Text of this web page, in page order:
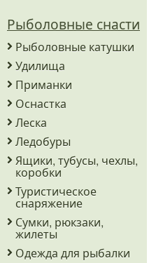
Рыболовные снасти
Рыболовные катушки
Удилища
Приманки
Оснастка
Леска
Ледобуры
Ящики, тубусы, чехлы,
коробки
Туристическое
снаряжение
Сумки, рюкзаки,
жилеты
Одежда для рыбалки